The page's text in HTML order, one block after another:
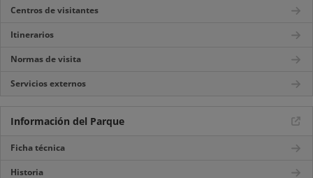
Centros de visitantes
Itinerarios
Normas de visita
Servicios externos
Información del Parque
Ficha técnica
Historia